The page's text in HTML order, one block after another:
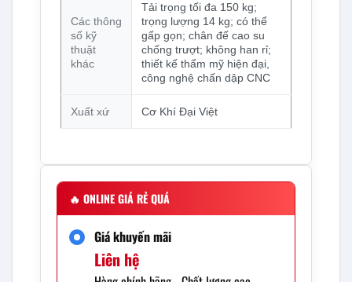
Các thông
số kỹ
thuật
khác
Tải trọng tối đa 150 kg;
trọng lượng 14 kg; có thể
gấp gọn; chân đế cao su
chống trượt; không han rỉ;
thiết kế thẩm mỹ hiện đại,
công nghệ chấn dập CNC
Xuất xứ Cơ Khí Đại Việt
🔥 ONLINE GIÁ RẺ QUÁ
Giá khuyến mãi
Liên hệ